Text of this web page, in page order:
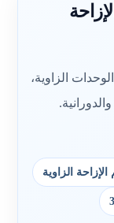
الزاوية،
الزاوية